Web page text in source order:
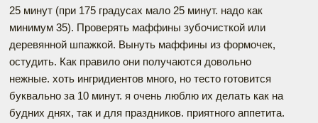
25 минут (при 175 градусах мало 25 минут. надо как
минимум 35). Проверять маффины зубочисткой или
деревянной шпажкой. Вынуть маффины из формочек,
остудить. Как правило они получаются довольно
нежные. хоть ингридиентов много, но тесто готовится
буквально за 10 минут. я очень люблю их делать как на
будних днях, так и для праздников. приятного аппетита.